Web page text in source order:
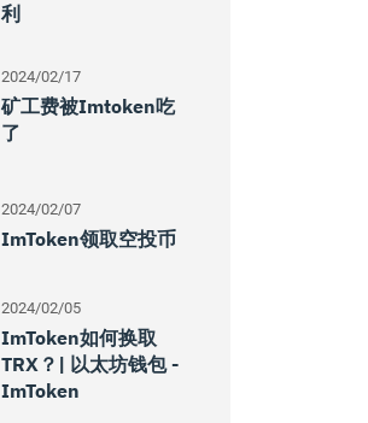
利
2024/02/17
矿工费被imtoken吃
了
2024/02/07
ImToken领取空投币
2024/02/05
ImToken如何换取
TRX？| 以太坊钱包 -
ImToken